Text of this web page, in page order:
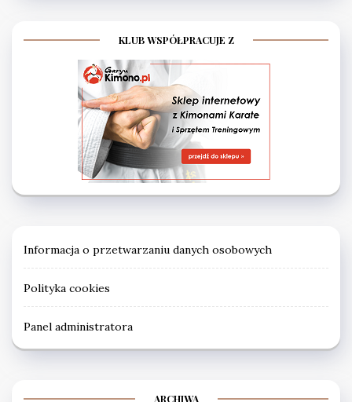
KLUB WSPÓŁPRACUJE Z
Informacja o przetwarzaniu danych osobowych
Polityka cookies
Panel administratora
ARCHIWA